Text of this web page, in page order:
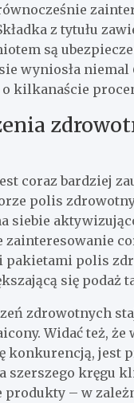
z tytułu
są
wyniosła niemal
kilkanaście
coraz bardziej
polis
siebie
zainteresowanie
pakietami polis
się podaż
zdrowotnych
Widać też, że
konkurencją, jest
szerszego kręgu
produkty – w